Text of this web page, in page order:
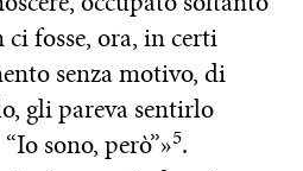
ci fosse, ora, in certi
senza motivo, di
gli pareva sentirlo
sono, però”»5.